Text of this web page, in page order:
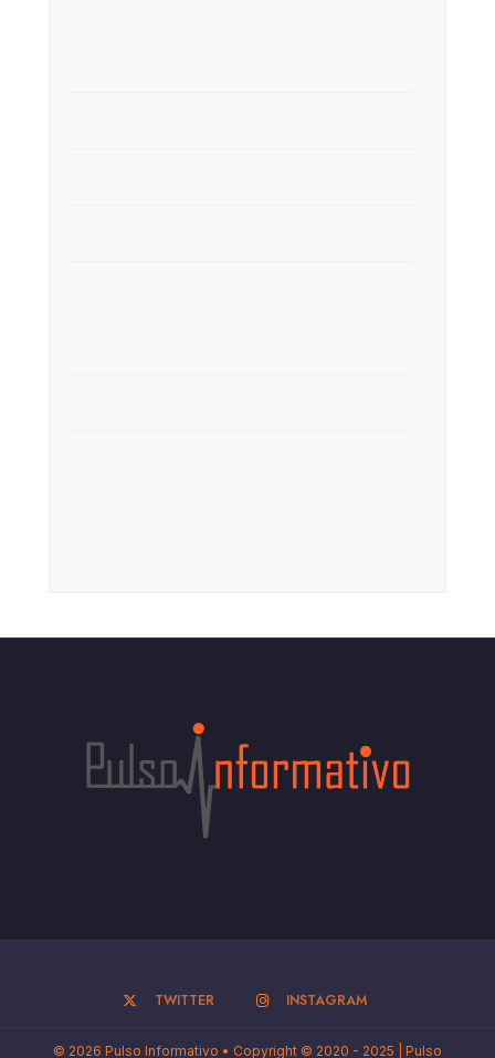
TWITTER INSTAGRAM
© 2026 Pulso Informativo • Copyright © 2020 - 2025 | Pulso